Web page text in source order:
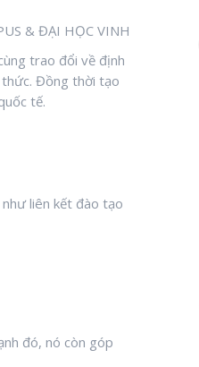
& ĐẠI HỌC VINH
trao đổi về định
Đồng thời tạo
tế.
liên kết đào tạo
đó, nó còn góp